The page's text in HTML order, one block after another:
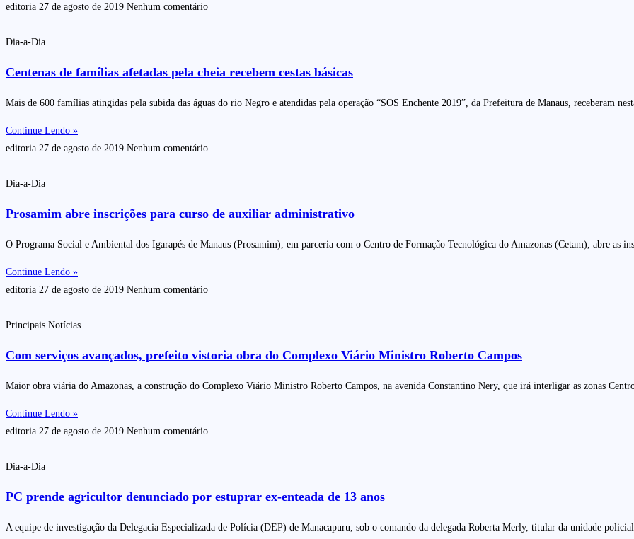
editoria 27 de agosto de 2019 Nenhum comentário
Dia-a-Dia
Centenas de famílias afetadas pela cheia recebem cestas básicas
Mais de 600 famílias atingidas pela subida das águas do rio Negro e atendidas pela operação “SOS Enchente 2019”, da Prefeitura de Manaus, receberam
Continue Lendo »
editoria 27 de agosto de 2019 Nenhum comentário
Dia-a-Dia
Prosamim abre inscrições para curso de auxiliar administrativo
O Programa Social e Ambiental dos Igarapés de Manaus (Prosamim), em parceria com o Centro de Formação Tecnológica do Amazonas (Cetam), abre as
Continue Lendo »
editoria 27 de agosto de 2019 Nenhum comentário
Principais Notícias
Com serviços avançados, prefeito vistoria obra do Complexo Viário Ministro Roberto Campos
Maior obra viária do Amazonas, a construção do Complexo Viário Ministro Roberto Campos, na avenida Constantino Nery, que irá interligar as zonas
Continue Lendo »
editoria 27 de agosto de 2019 Nenhum comentário
Dia-a-Dia
PC prende agricultor denunciado por estuprar ex-enteada de 13 anos
A equipe de investigação da Delegacia Especializada de Polícia (DEP) de Manacapuru, sob o comando da delegada Roberta Merly, titular da unidade